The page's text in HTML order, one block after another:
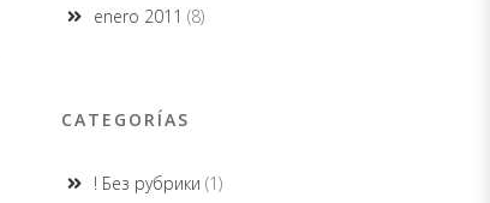
enero 2011 (8)
CATEGORÍAS
! Без рубрики (1)